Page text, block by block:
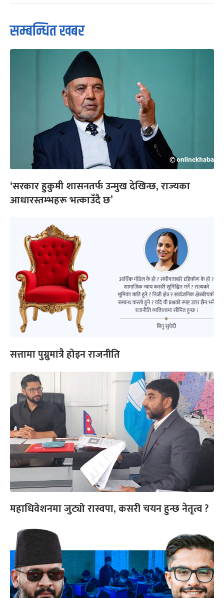
सम्बन्धित खबर
‘सरकार हुकुमी शासनतर्फ उन्मुख देखिन्छ, राज्यका
आधारस्तम्भहरू भत्काउँदै छ’
सत्तामा पुग्नुमात्रै होइन राजनीति
महाधिवेशनमा जुट्यो रास्वपा, कसरी चयन हुन्छ नेतृत्व ?